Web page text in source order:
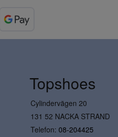
Topshoes
Cylindervägen 20
131 52 NACKA STRAND
Telefon: 08-204425